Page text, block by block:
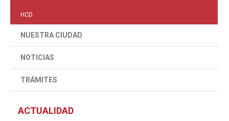
HCD
NUESTRA CIUDAD
NOTICIAS
TRÁMITES
ACTUALIDAD